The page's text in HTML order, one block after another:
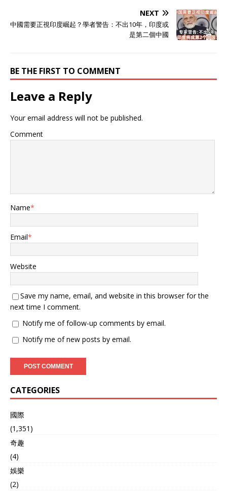
NEXT
中國需要正視印度崛起？學者警告：不出10年，印度或
是第二個中國
BE THE FIRST TO COMMENT
Leave a Reply
Your email address will not be published.
Comment
Name*
Email*
Website
Save my name, email, and website in this browser for the
next time I comment.
Notify me of follow-up comments by email.
Notify me of new posts by email.
CATEGORIES
國際
(1,351)
奇趣
(4)
娛樂
(2)